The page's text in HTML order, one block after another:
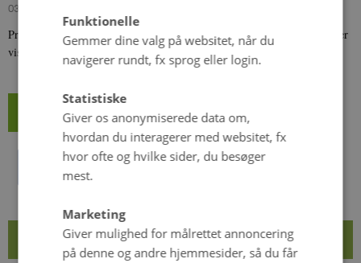
03. marts 2026
Projektet offentliggør nemlig et sæt omfattende politiske anbefalinger, der
viser, hvordan EU og medlemslandene kan accelerere den økologiske…
Læs flere nyheder
Søg forskningsmidler
Funktionelle
Gemmer dine valg på websitet, når du
navigerer rundt, fx sprog eller login.
Statistiske
Giver os anonymiserede data om,
hvordan du interagerer med websitet, fx
hvor ofte og hvilke sider, du besøger
mest.
Marketing
Giver mulighed for målrettet annoncering
på denne og andre hjemmesider, så du får